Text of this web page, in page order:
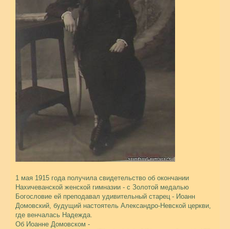
1 мая 1915 года получила свидетельство об окончании
Нахичеванской женской гимназии - с Золотой медалью
Богословие ей преподавал удивительный старец - Иоанн
Домовский, будущий настоятель Александро-Невской церкви,
где венчалась Надежда.
Об Иоанне Домовском -